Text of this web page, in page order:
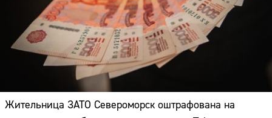
Жительница ЗАТО Североморск оштрафована на
Сайт: